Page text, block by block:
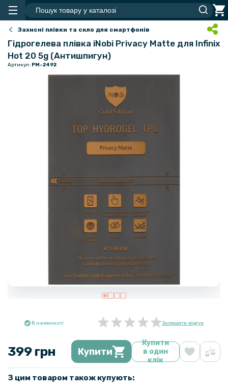
Захисні плівки та скло для смартфонів
Гідрогелева плівка iNobi Privacy Matte для Infinix
Hot 20 5g (Антишпигун)
Артикул: PM-2492
В наявності Залишити відгук
399 грн Купити
Купити
в один
клік
З цим товаром також купують: